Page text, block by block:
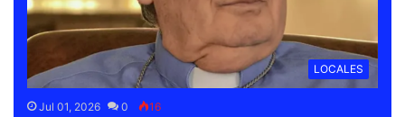
LOCALES
Jul 01, 2026 0 16